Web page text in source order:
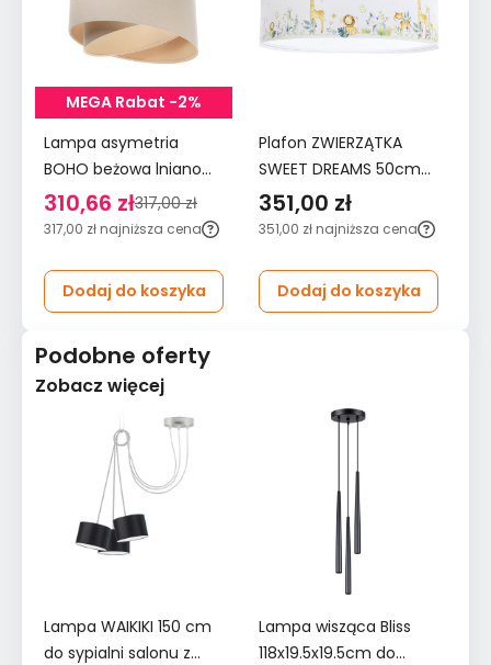
MEGA Rabat -2%
Lampa asymetria
BOHO beżowa lniano
jutowa do salonu
sypialni biura bestseller
310,66 zł317,00 zł
317,00 zł najniższa cena
Dodaj do koszyka
Plafon ZWIERZĄTKA
SWEET DREAMS 50cm
biały do pokoju dziecka
351,00 zł
351,00 zł najniższa cena
Dodaj do koszyka
Podobne oferty
Zobacz więcej
Lampa WAIKIKI 150 cm
do sypialni salonu z
Lampa wisząca Bliss
118x19.5x19.5cm do